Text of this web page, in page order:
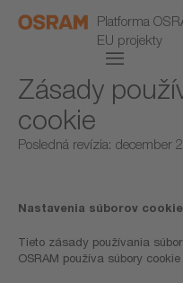
Platforma
EU projekty
Zásady
cookie
Posledná revízia: december
Nastavenia súborov cookie
Tieto zásady používania
OSRAM používa súbory